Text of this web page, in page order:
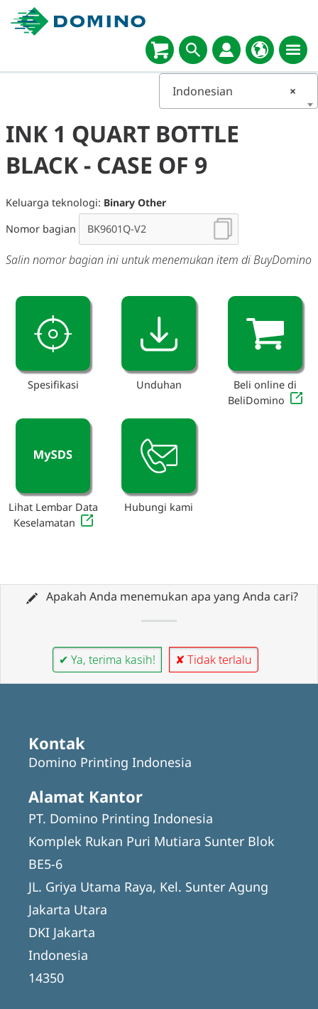
×
Indonesian
INK 1 QUART BOTTLE
BLACK - CASE OF 9
Keluarga teknologi: Binary Other
Nomor bagian
Salin nomor bagian ini untuk menemukan item di BuyDomino
Spesifikasi Unduhan
Beli online di
BeliDomino
Lihat Lembar Data
Keselamatan
Hubungi kami
Apakah Anda menemukan apa yang Anda cari?
✔ Ya, terima kasih! ✘ Tidak terlalu
Kontak
Domino Printing Indonesia
Alamat Kantor
PT. Domino Printing Indonesia
Komplek Rukan Puri Mutiara Sunter Blok
BE5-6
JL. Griya Utama Raya, Kel. Sunter Agung
Jakarta Utara
DKI Jakarta
Indonesia
14350